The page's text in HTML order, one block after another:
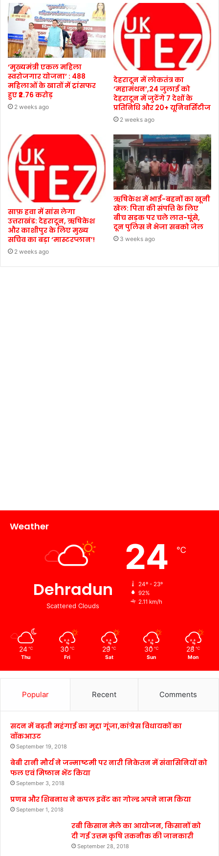
‘मुख्यमंत्री एकल महिला
स्वरोजगार योजना’ : 488
महिलाओं के खातों में ट्रांसफर
हुए ₹2.76 करोड़
2 weeks ago
देहरादून में लोकतंत्र का
‘महामंथन’,24 जुलाई को
देहरादून में जुटेंगे 7 देशों के
प्रतिनिधि और 20+ यूनिवर्सिटीज
2 weeks ago
साफ़ हवा में सांस लेगा
उत्तराखंड: देहरादून, ऋषिकेश
और काशीपुर के लिए मुख्य
सचिव का बड़ा ‘मास्टरप्लान’!
2 weeks ago
ऋषिकेश में भाई-बहनों का खूनी
खेल: पिता की संपत्ति के लिए
बीच सड़क पर चले लात-घूंसे,
दून पुलिस ने भेजा सबको जेल
3 weeks ago
Weather
Dehradun
Scattered Clouds
24 ℃
24º - 23º
92%
2.11 km/h
24 ℃
Thu
30 ℃
Fri
29 ℃
Sat
30 ℃
Sun
28 ℃
Mon
Popular Recent Comments
सदन में बढ़ती महंगाई का मुद्दा गूंजा,कांग्रेस विधायकों का
वॉकआउट
September 19, 2018
बेबी रानी मौर्य ने जन्माष्टमी पर नारी निकेतन में संवासिनियों को
फल एवं मिष्ठान भेंट किया
September 3, 2018
प्रणब और शिबनाथ ने कपल इवेंट का गोल्ड अपने नाम किया
September 1, 2018
रबी किसान मेले का आयोजन, किसानों को
दी गई उत्तम कृषि तकनीक की जानकारी
September 28, 2018